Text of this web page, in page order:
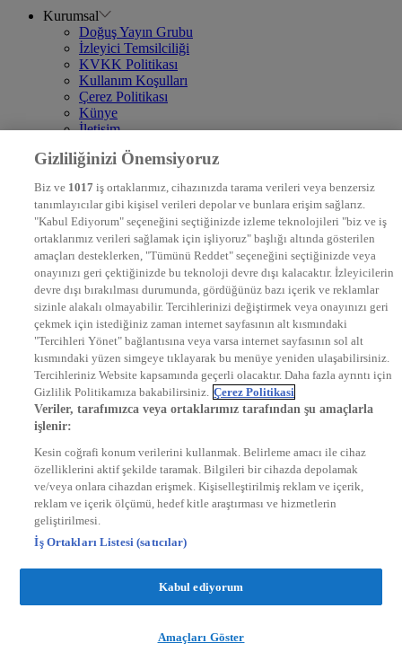
Kurumsal
Doğuş Yayın Grubu
İzleyici Temsilciliği
KVKK Politikası
Kullanım Koşulları
Çerez Politikası
Künye
İletişim
DYG Televizyonlar
STAR
EURO STAR
KRAL POP TV
DYG Radyolar
NTV RADYO
KRAL FM
KRAL POP
EKSEN
VOYAGE
DYG Dijital
ntv.com.tr
ntvspor.net
secim.ntv.com.tr
startv.com.tr
kralmuzik.com.tr
Gizliliğinizi Önemsiyoruz
Biz ve 1017 iş ortaklarımız, cihazınızda tarama verileri veya benzersiz
tanımlayıcılar gibi kişisel verileri depolar ve bunlara erişim sağlarız.
"Kabul Ediyorum" seçeneğini seçtiğinizde izleme teknolojileri "biz ve iş
ortaklarımız verileri sağlamak için işliyoruz" başlığı altında gösterilen
amaçları desteklerken, "Tümünü Reddet" seçeneğini seçtiğinizde veya
onayınızı geri çektiğinizde bu teknoloji devre dışı kalacaktır. İzleyicilerin
devre dışı bırakılması durumunda, gördüğünüz bazı içerik ve reklamlar
sizinle alakalı olmayabilir. Tercihlerinizi değiştirmek veya onayınızı geri
çekmek için istediğiniz zaman internet sayfasının alt kısmındaki
"Tercihleri Yönet" bağlantısına veya varsa internet sayfasının sol alt
kısmındaki yüzen simgeye tıklayarak bu menüye yeniden ulaşabilirsiniz.
Tercihleriniz Website kapsamında geçerli olacaktır. Daha fazla ayrıntı için
Gizlilik Politikamıza bakabilirsiniz. Çerez Politikasi
Veriler, tarafımızca veya ortaklarımız tarafından şu amaçlarla
işlenir:
Kesin coğrafi konum verilerini kullanmak. Belirleme amacı ile cihaz
özelliklerini aktif şekilde taramak. Bilgileri bir cihazda depolamak
ve/veya onlara cihazdan erişmek. Kişiselleştirilmiş reklam ve içerik,
reklam ve içerik ölçümü, hedef kitle araştırması ve hizmetlerin
geliştirilmesi.
İş Ortakları Listesi (satıcılar)
Kabul ediyorum
Amaçları Göster